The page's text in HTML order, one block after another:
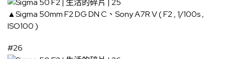
▲Sigma 50mm F2 DG DN C、Sony A7R V ( F2 , 1/100s ,
ISO100 )
#26